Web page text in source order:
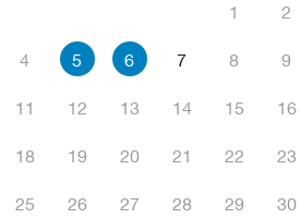
1 2
4 5 6 7 8 9
11 12 13 14 15 16
18 19 20 21 22 23
25 26 27 28 29 30